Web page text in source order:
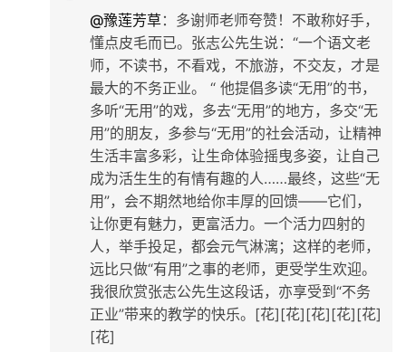
@豫莲芳草： 多谢师老师夸赞！不敢称好手，
懂点皮毛而已。张志公先生说：“一个语文老
师，不读书，不看戏，不旅游，不交友，才是
最大的不务正业。 “ 他提倡多读“无用”的书，
多听“无用”的戏，多去“无用”的地方，多交“无
用”的朋友，多参与“无用”的社会活动，让精神
生活丰富多彩，让生命体验摇曳多姿，让自己
成为活生生的有情有趣的人……最终，这些“无
用”，会不期然地给你丰厚的回馈——它们，
让你更有魅力，更富活力。一个活力四射的
人，举手投足，都会元气淋漓；这样的老师，
远比只做“有用”之事的老师，更受学生欢迎。
我很欣赏张志公先生这段话，亦享受到“不务
正业”带来的教学的快乐。[花][花][花][花][花]
[花]